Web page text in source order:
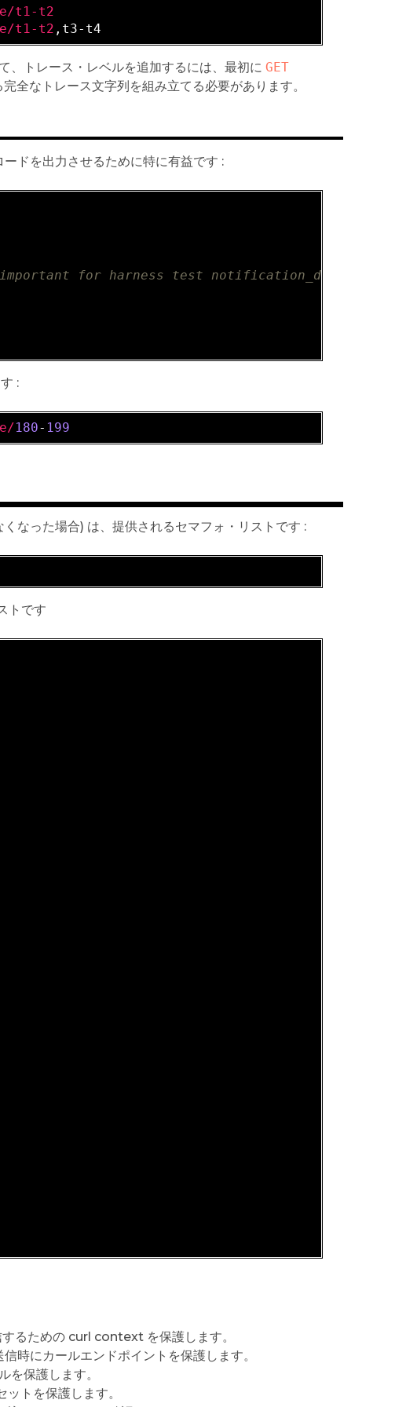
t1-t2
t1-t2
トレース・レベルを追加するには、最初に GET
全なトレース文字列を組み立てる必要があります。
ドを出力させるために特に有益です :
for harness test
:
180- 199
なった場合) は、提供されるセマフォ・リストです :
トです
るための curl context を保護します。
時にカールエンドポイントを保護します。
保護します。
トを保護します。